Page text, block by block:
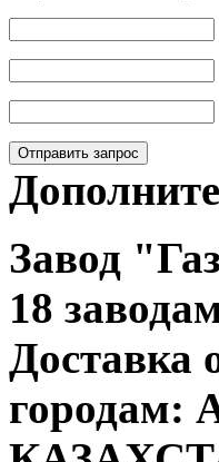
Отправить запрос
Завод
18
Доставка
городам: